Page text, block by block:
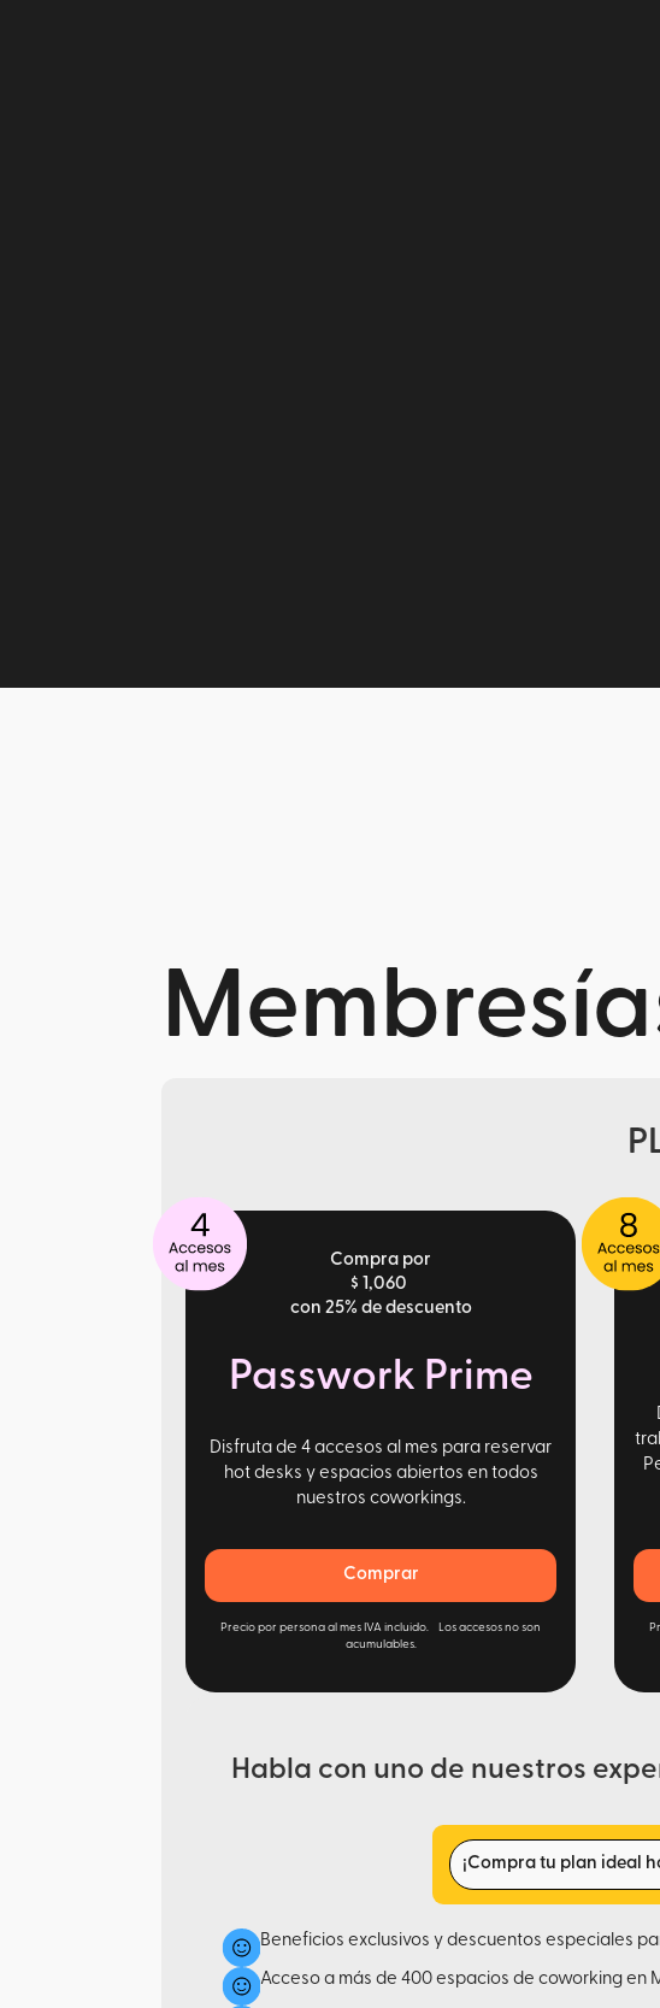
Compra por
$ 1,060
con 25% de descuento
Passwork Prime
Disfruta de 4 accesos al mes para reservar
hot desks y espacios abiertos en todos
nuestros coworkings.
Comprar
Precio por persona al mes IVA incluido. Los accesos no son
acumulables.
Habla con uno de nuestros
¡Compra tu plan ideal
Beneficios exclusivos y descuentos especiales
Acceso a más de 400 espacios de coworking